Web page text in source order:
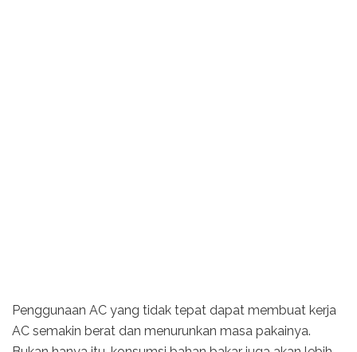
Penggunaan AC yang tidak tepat dapat membuat kerja
AC semakin berat dan menurunkan masa pakainya.